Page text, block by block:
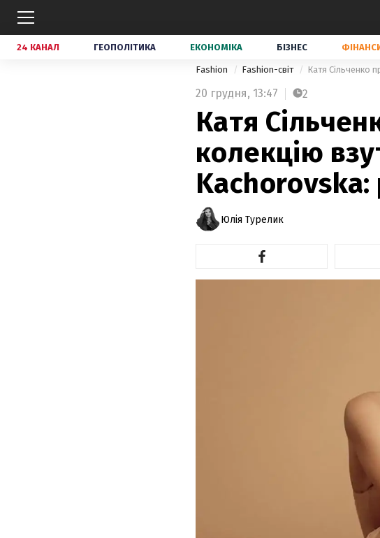
24 КАНАЛ ГЕОПОЛІТИКА ЕКОНОМІКА БІЗНЕС
Fashion Fashion-світ Катя Сільченко
20 грудня, 13:47 2
Катя
колекцію
Kachorovska:
Юлія Турелик